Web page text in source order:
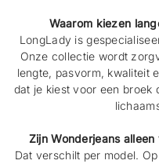
Waarom kiezen
LongLady is
Onze collectie wordt
lengte, pasvorm, kwaliteit
dat je kiest voor een broek
Zijn Wonderjeans
Dat verschilt per model.